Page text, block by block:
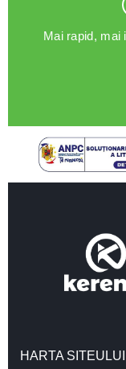
Mai rapid, mai
HARTA SITEULUI